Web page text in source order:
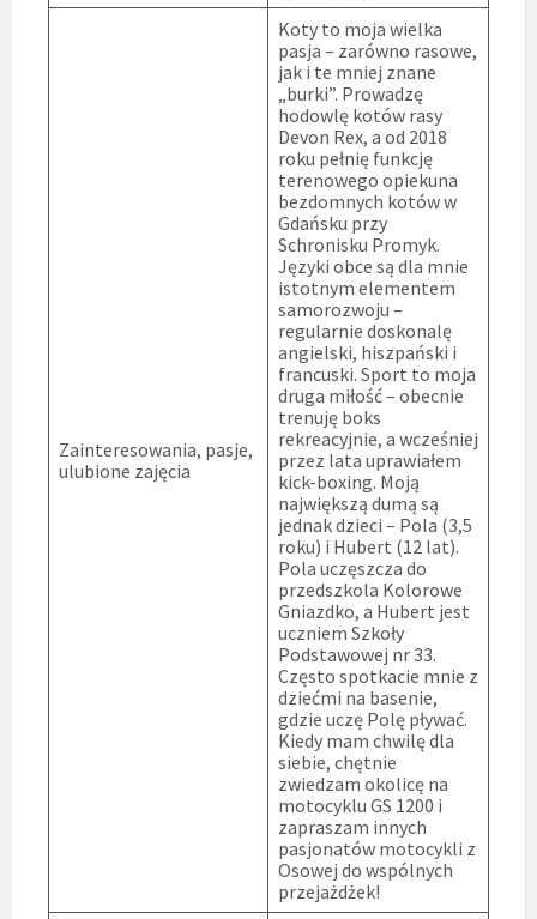
Zainteresowania, pasje,
ulubione zajęcia
Koty to moja wielka
pasja – zarówno rasowe,
jak i te mniej znane
„burki”. Prowadzę
hodowlę kotów rasy
Devon Rex, a od 2018
roku pełnię funkcję
terenowego opiekuna
bezdomnych kotów w
Gdańsku przy
Schronisku Promyk.
Języki obce są dla mnie
istotnym elementem
samorozwoju –
regularnie doskonalę
angielski, hiszpański i
francuski. Sport to moja
druga miłość – obecnie
trenuję boks
rekreacyjnie, a wcześniej
przez lata uprawiałem
kick-boxing. Moją
największą dumą są
jednak dzieci – Pola (3,5
roku) i Hubert (12 lat).
Pola uczęszcza do
przedszkola Kolorowe
Gniazdko, a Hubert jest
uczniem Szkoły
Podstawowej nr 33.
Często spotkacie mnie z
dziećmi na basenie,
gdzie uczę Polę pływać.
Kiedy mam chwilę dla
siebie, chętnie
zwiedzam okolicę na
motocyklu GS 1200 i
zapraszam innych
pasjonatów motocykli z
Osowej do wspólnych
przejażdżek!